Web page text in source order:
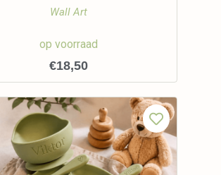
Wall Art
op voorraad
€18,50